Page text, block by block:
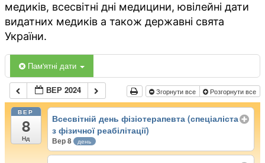
медиків, всесвітні дні медицини, ювілейні дати
видатних медиків а також державні свята
України.
Пам'ятні дати
ВЕР 2024 Згорнути все Розгорнути все
ВЕР
8
Нд
Всесвітній день фізіотерапевта (спеціаліста
з фізичної реабілітації)
Вер 8 день